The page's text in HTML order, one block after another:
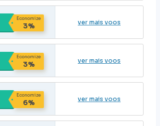
Economize
3% ver mais voos
Economize
3% ver mais voos
Economize
6% ver mais voos